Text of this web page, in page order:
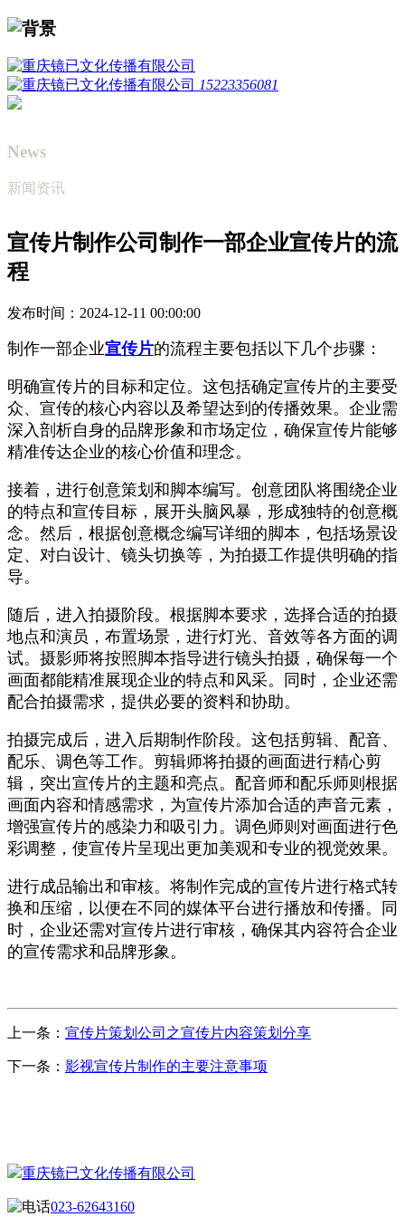
15223356081
News
新闻资讯
宣传片制作公司制作一部企业宣传片的流
程
发布时间：2024-12-11 00:00:00
制作一部企业宣传片的流程主要包括以下几个步骤：
明确宣传片的目标和定位。这包括确定宣传片的主要受
众、宣传的核心内容以及希望达到的传播效果。企业需
深入剖析自身的品牌形象和市场定位，确保宣传片能够
精准传达企业的核心价值和理念。
接着，进行创意策划和脚本编写。创意团队将围绕企业
的特点和宣传目标，展开头脑风暴，形成独特的创意概
念。然后，根据创意概念编写详细的脚本，包括场景设
定、对白设计、镜头切换等，为拍摄工作提供明确的指
导。
随后，进入拍摄阶段。根据脚本要求，选择合适的拍摄
地点和演员，布置场景，进行灯光、音效等各方面的调
试。摄影师将按照脚本指导进行镜头拍摄，确保每一个
画面都能精准展现企业的特点和风采。同时，企业还需
配合拍摄需求，提供必要的资料和协助。
拍摄完成后，进入后期制作阶段。这包括剪辑、配音、
配乐、调色等工作。剪辑师将拍摄的画面进行精心剪
辑，突出宣传片的主题和亮点。配音师和配乐师则根据
画面内容和情感需求，为宣传片添加合适的声音元素，
增强宣传片的感染力和吸引力。调色师则对画面进行色
彩调整，使宣传片呈现出更加美观和专业的视觉效果。
进行成品输出和审核。将制作完成的宣传片进行格式转
换和压缩，以便在不同的媒体平台进行播放和传播。同
时，企业还需对宣传片进行审核，确保其内容符合企业
的宣传需求和品牌形象。
上一条： 宣传片策划公司之宣传片内容策划分享
下一条： 影视宣传片制作的主要注意事项
重庆镜已文化传播有限公司
023-62643160